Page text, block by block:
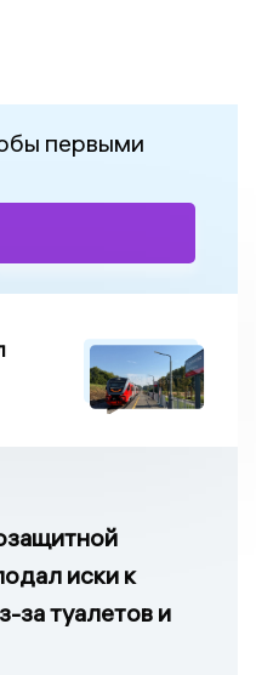
первыми
иски к
за туалетов и